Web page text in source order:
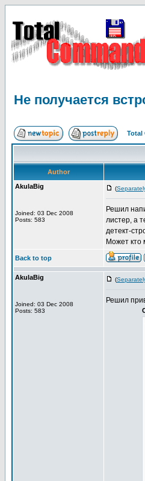
Не получается
Total
Author
AkulaBig
Joined: 03 Dec 2008
Posts: 583
(
Решил
листер, а
детект-
Может кто
Back to top
AkulaBig
Joined: 03 Dec 2008
Posts: 583
(
Решил